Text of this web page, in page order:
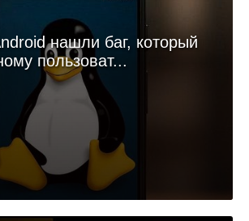
нашли баг, который
пользоват...